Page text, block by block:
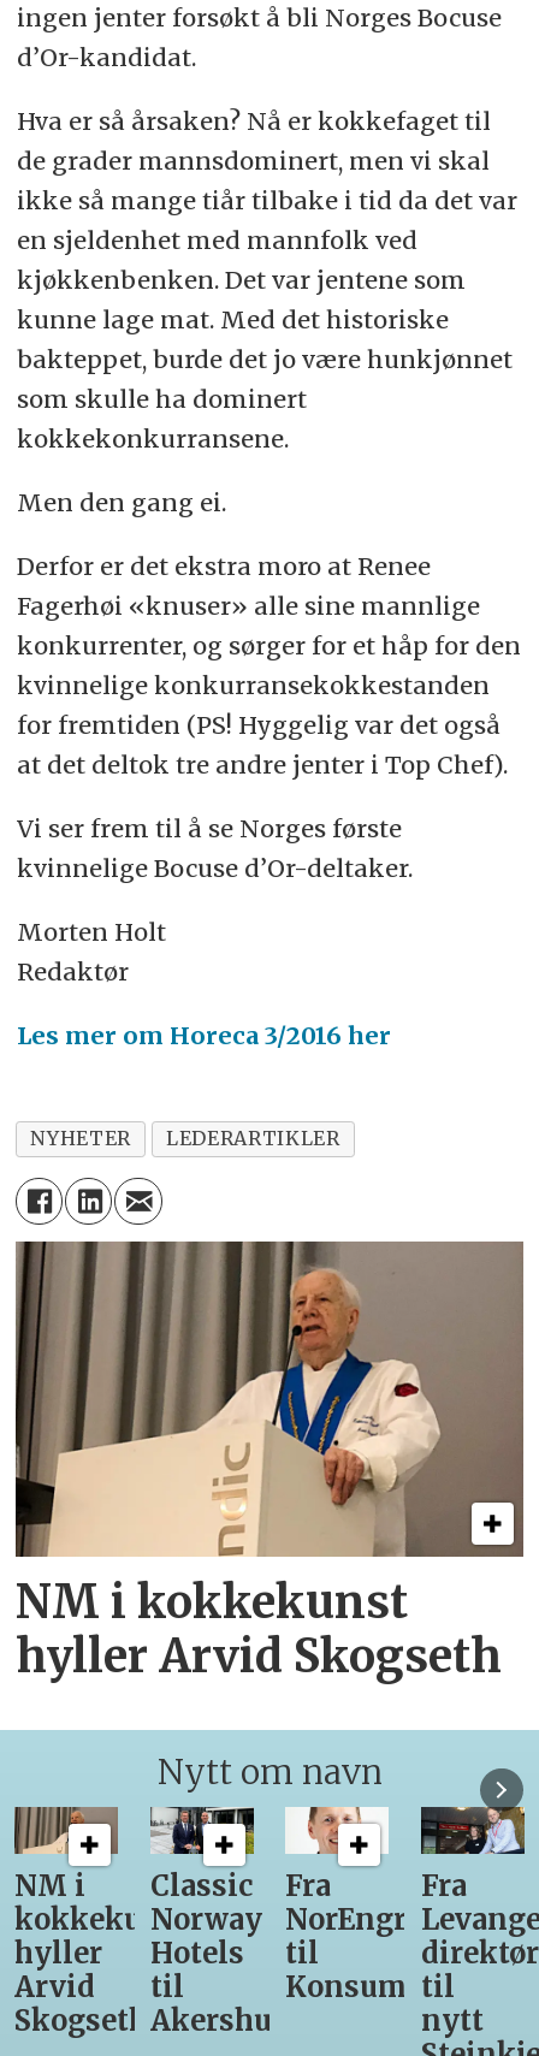
ingen jenter forsøkt å bli Norges Bocuse
d’Or-kandidat.
Hva er så årsaken? Nå er kokkefaget til
de grader mannsdominert, men vi skal
ikke så mange tiår tilbake i tid da det var
en sjeldenhet med mannfolk ved
kjøkkenbenken. Det var jentene som
kunne lage mat. Med det historiske
bakteppet, burde det jo være hunkjønnet
som skulle ha dominert
kokkekonkurransene.
Men den gang ei.
Derfor er det ekstra moro at Renee
Fagerhøi «knuser» alle sine mannlige
konkurrenter, og sørger for et håp for den
kvinnelige konkurransekokkestanden
for fremtiden (PS! Hyggelig var det også
at det deltok tre andre jenter i Top Chef).
Vi ser frem til å se Norges første
kvinnelige Bocuse d’Or-deltaker.
Morten Holt
Redaktør
Les mer om Horeca 3/2016 her
NYHETER LEDERARTIKLER
NM i kokkekunst
hyller Arvid Skogseth
Nytt om navn
Classic
Norway
Hotels
til
Akershus
Fra
NorEngros
til
Konsumgruppen
Fra
Levanger-
direktør
til
12
får
være
med